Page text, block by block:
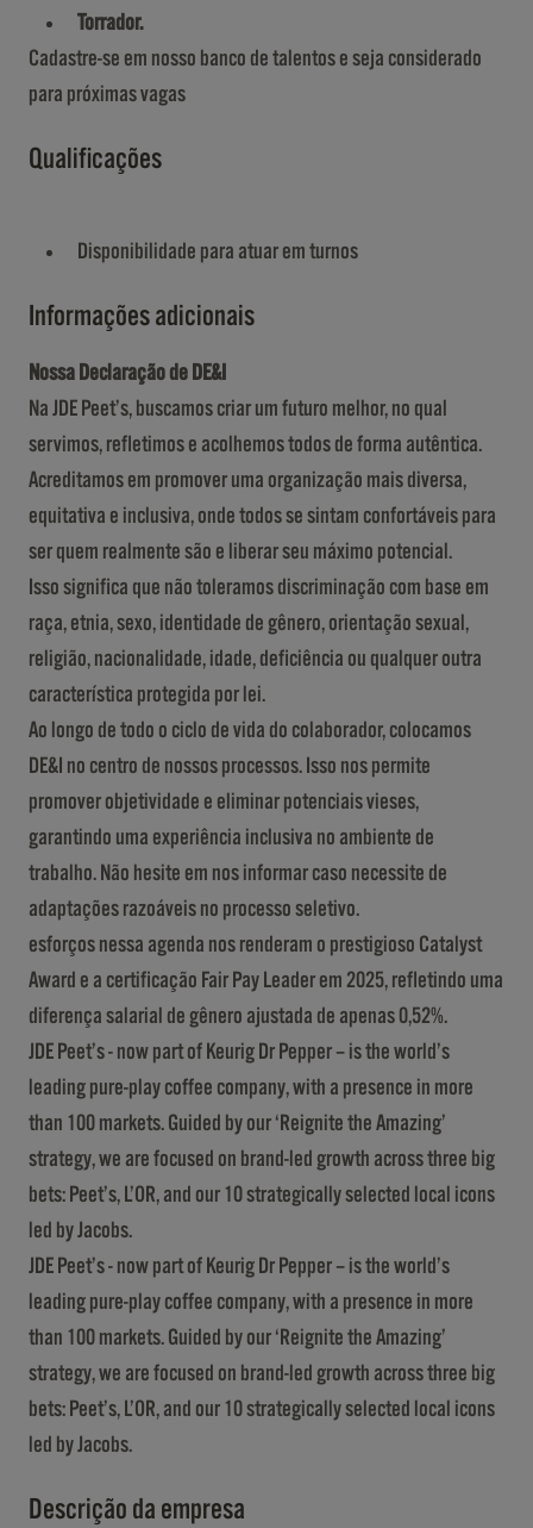
Torrador.
Cadastre-se em nosso banco de talentos e seja considerado
para próximas vagas
Qualificações
Disponibilidade para atuar em turnos
Informações adicionais
Nossa Declaração de DE&I
Na JDE Peet’s, buscamos criar um futuro melhor, no qual
servimos, refletimos e acolhemos todos de forma autêntica.
Acreditamos em promover uma organização mais diversa,
equitativa e inclusiva, onde todos se sintam confortáveis para
ser quem realmente são e liberar seu máximo potencial.
Isso significa que não toleramos discriminação com base em
raça, etnia, sexo, identidade de gênero, orientação sexual,
religião, nacionalidade, idade, deficiência ou qualquer outra
característica protegida por lei.
Ao longo de todo o ciclo de vida do colaborador, colocamos
DE&I no centro de nossos processos. Isso nos permite
promover objetividade e eliminar potenciais vieses,
garantindo uma experiência inclusiva no ambiente de
trabalho. Não hesite em nos informar caso necessite de
adaptações razoáveis no processo seletivo.
esforços nessa agenda nos renderam o prestigioso Catalyst
Award e a certificação Fair Pay Leader em 2025, refletindo uma
diferença salarial de gênero ajustada de apenas 0,52%.
JDE Peet’s - now part of Keurig Dr Pepper – is the world’s
leading pure-play coffee company, with a presence in more
than 100 markets. Guided by our ‘Reignite the Amazing’
strategy, we are focused on brand-led growth across three big
bets: Peet’s, L’OR, and our 10 strategically selected local icons
led by Jacobs.
JDE Peet’s - now part of Keurig Dr Pepper – is the world’s
leading pure-play coffee company, with a presence in more
than 100 markets. Guided by our ‘Reignite the Amazing’
strategy, we are focused on brand-led growth across three big
bets: Peet’s, L’OR, and our 10 strategically selected local icons
led by Jacobs.
Descrição da empresa